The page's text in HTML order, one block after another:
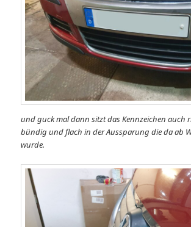
und guck mal dann sitzt das Kennzeichen auch
bündig und flach in der Aussparung die da ab
wurde.